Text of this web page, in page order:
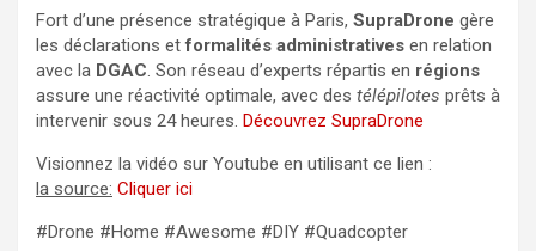
Fort d’une présence stratégique à Paris, SupraDrone gère
les déclarations etformalités administratives en relation
avec la DGAC. Son réseau d’experts répartis en régions
assure une réactivité optimale, avec des télépilotes prêts à
intervenir sous 24 heures. Découvrez SupraDrone
Visionnez la vidéo sur Youtube en utilisant ce lien :
la source: Cliquer ici
#Drone #Home #Awesome #DIY #Quadcopter